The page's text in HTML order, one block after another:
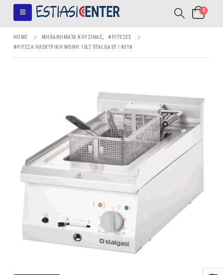
0
HOME ΜΗΧΑΝΉΜΑΤΑ ΚΟΥΖΊΝΑΣ
ΦΡΙΤΈΖΕΣ
ΦΡΙΤΈΖΑ ΗΛΕΚΤΡΙΚΉ ΜΟΝΉ 15LT STALGAST / 8318